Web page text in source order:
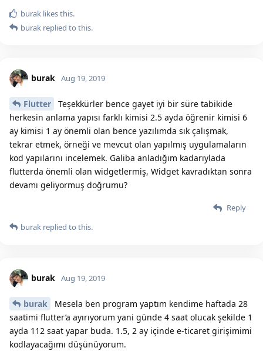
burak likes this.
burak replied to this.
burak Aug 19, 2019
Flutter
Teşekkürler bence gayet iyi bir süre tabikide
herkesin anlama yapısı farklı kimisi 2.5 ayda öğrenir kimisi 6
ay kimisi 1 ay önemli olan bence yazılımda sık çalışmak,
tekrar etmek, örneği ve mevcut olan yapılmış uygulamaların
kod yapılarını incelemek. Galiba anladığım kadarıylada
flutterda önemli olan widgetlermiş, Widget kavradıktan sonra
devamı geliyormuş doğrumu?
Reply
burak replied to this.
burak Aug 19, 2019
burak
Mesela ben program yaptım kendime haftada 28
saatimi flutter’a ayırıyorum yani günde 4 saat olucak şekilde 1
ayda 112 saat yapar buda. 1.5, 2 ay içinde e-ticaret girişimimi
kodlayacağımı düşünüyorum.